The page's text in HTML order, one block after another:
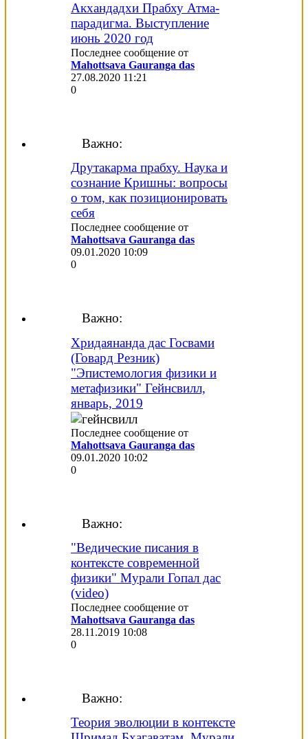
Акхандадхи Прабху Атма-
парадигма. Выступление
июнь 2020 год
Последнее сообщение от
Mahottsava Gauranga das
27.08.2020 11:21
0
Важно:
Друтакарма прабху. Наука и
сознание Кришны: вопросы
о том, как позиционировать
себя
Последнее сообщение от
Mahottsava Gauranga das
09.01.2020 10:09
0
Важно:
Хридаянанда дас Госвами
(Говард Резник)
"Эпистемология физики и
метафизики" Гейнсвилл,
январь, 2019
Последнее сообщение от
Mahottsava Gauranga das
09.01.2020 10:02
0
Важно:
"Ведические писания в
контексте современной
физики" Мурали Гопал дас
(video)
Последнее сообщение от
Mahottsava Gauranga das
28.11.2019 10:08
0
Важно:
Теория эволюции в контексте